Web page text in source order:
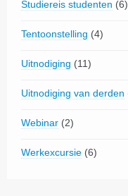
Studiereis studenten (6)
Tentoonstelling (4)
Uitnodiging (11)
Uitnodiging van derden
Webinar (2)
Werkexcursie (6)